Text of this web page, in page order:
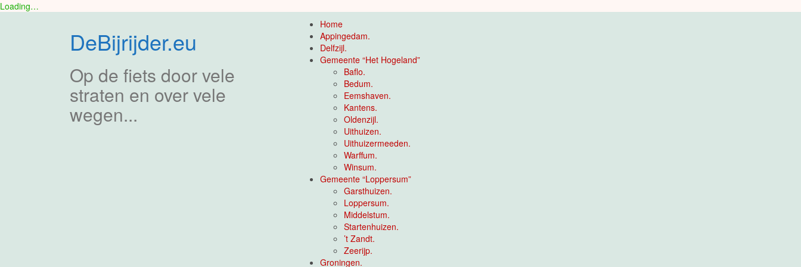
Loading…
DeBijrijder.eu
Op de fiets door vele
straten en over vele
wegen...
Home
Appingedam.
Delfzijl.
Gemeente “Het Hogeland”
Baflo.
Bedum.
Eemshaven.
Kantens.
Oldenzijl.
Uithuizen.
Uithuizermeeden.
Warffum.
Winsum.
Gemeente “Loppersum”
Garsthuizen.
Loppersum.
Middelstum.
Startenhuizen.
’t Zandt.
Zeerijp.
Groningen.